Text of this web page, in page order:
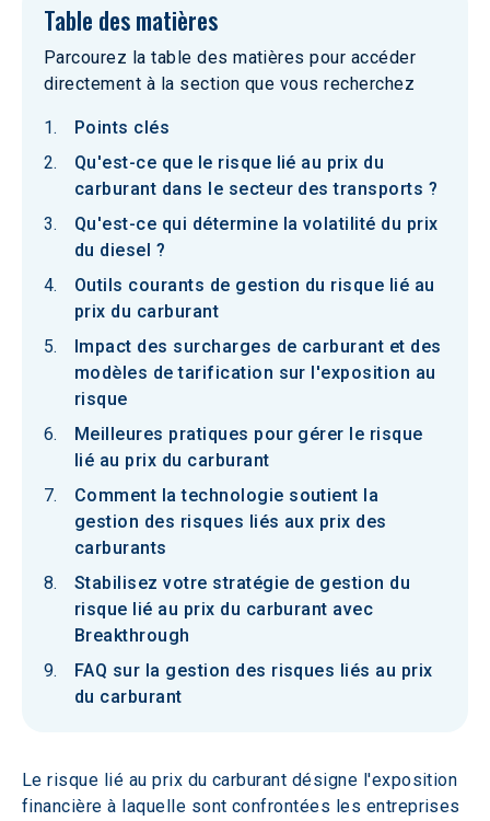
Table des matières
Parcourez la table des matières pour accéder
directement à la section que vous recherchez
Points clés
Qu'est-ce que le risque lié au prix du
carburant dans le secteur des transports ?
Qu'est-ce qui détermine la volatilité du prix
du diesel ?
Outils courants de gestion du risque lié au
prix du carburant
Impact des surcharges de carburant et des
modèles de tarification sur l'exposition au
risque
Meilleures pratiques pour gérer le risque
lié au prix du carburant
Comment la technologie soutient la
gestion des risques liés aux prix des
carburants
Stabilisez votre stratégie de gestion du
risque lié au prix du carburant avec
Breakthrough
FAQ sur la gestion des risques liés au prix
du carburant
Le risque lié au prix du carburant désigne l'exposition
financière à laquelle sont confrontées les entreprises